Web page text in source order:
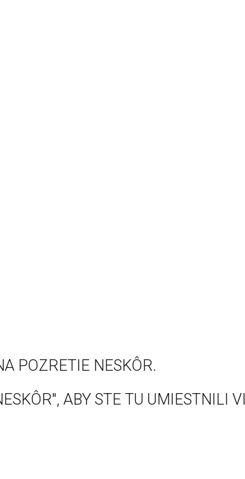
POZRETIE NESKÔR.
ABY STE TU UMIESTNILI